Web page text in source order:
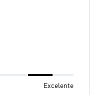
Excelente